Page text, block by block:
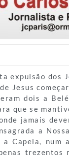
expulsão dos
Jesus
dois a
que se
jamais
a
Capela, num